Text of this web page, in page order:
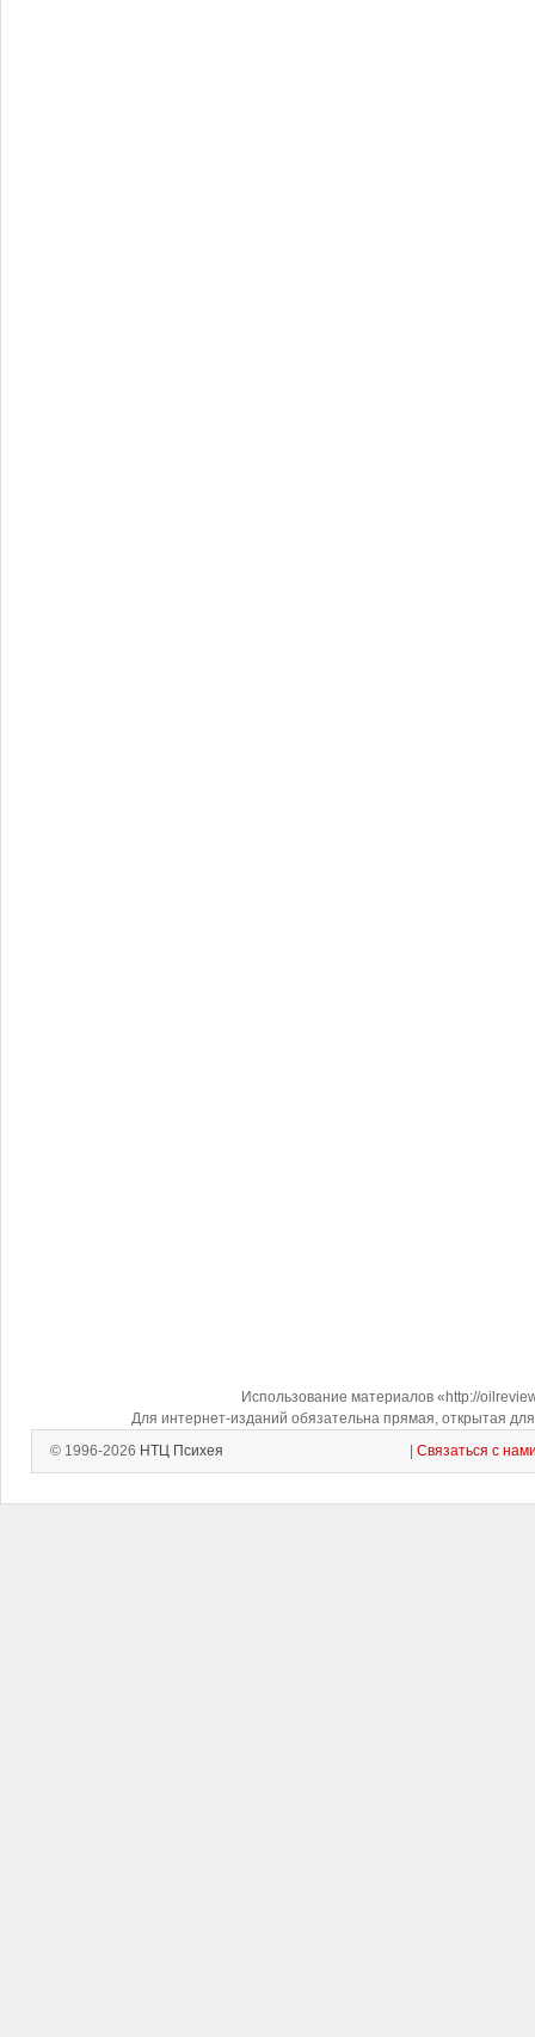
Использование материалов «http://
Для интернет-изданий обязательна прямая, открытая
© 1996-2026 НТЦ Психея Связаться с